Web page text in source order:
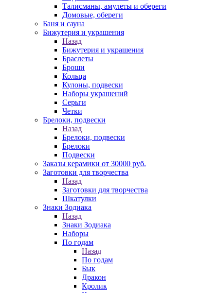
Талисманы, амулеты и обереги
Домовые, обереги
Баня и сауна
Бижутерия и украшения
Назад
Бижутерия и украшения
Браслеты
Броши
Кольца
Кулоны, подвески
Наборы украшений
Серьги
Четки
Брелоки, подвески
Назад
Брелоки, подвески
Брелоки
Подвески
Заказы керамики от 30000 руб.
Заготовки для творчества
Назад
Заготовки для творчества
Шкатулки
Знаки Зодиака
Назад
Знаки Зодиака
Наборы
По годам
Назад
По годам
Бык
Дракон
Кролик